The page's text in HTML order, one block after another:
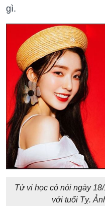
gì.
Tử vi học có nói ngày
với tuổi Tỵ.